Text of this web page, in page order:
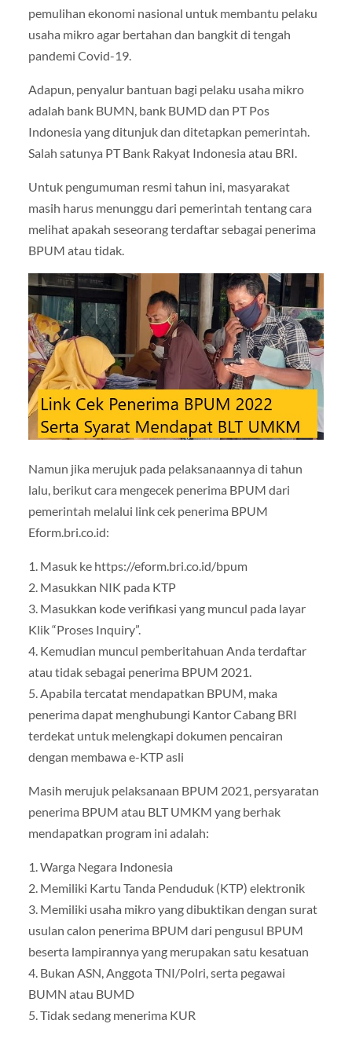
pemulihan ekonomi nasional untuk membantu pelaku
usaha mikro agar bertahan dan bangkit di tengah
pandemi Covid-19.
Adapun, penyalur bantuan bagi pelaku usaha mikro
adalah bank BUMN, bank BUMD dan PT Pos
Indonesia yang ditunjuk dan ditetapkan pemerintah.
Salah satunya PT Bank Rakyat Indonesia atau BRI.
Untuk pengumuman resmi tahun ini, masyarakat
masih harus menunggu dari pemerintah tentang cara
melihat apakah seseorang terdaftar sebagai penerima
BPUM atau tidak.
Namun jika merujuk pada pelaksanaannya di tahun
lalu, berikut cara mengecek penerima BPUM dari
pemerintah melalui link cek penerima BPUM
Eform.bri.co.id:
1. Masuk ke https://eform.bri.co.id/bpum
2. Masukkan NIK pada KTP
3. Masukkan kode verifikasi yang muncul pada layar
Klik “Proses Inquiry”.
4. Kemudian muncul pemberitahuan Anda terdaftar
atau tidak sebagai penerima BPUM 2021.
5. Apabila tercatat mendapatkan BPUM, maka
penerima dapat menghubungi Kantor Cabang BRI
terdekat untuk melengkapi dokumen pencairan
dengan membawa e-KTP asli
Masih merujuk pelaksanaan BPUM 2021, persyaratan
penerima BPUM atau BLT UMKM yang berhak
mendapatkan program ini adalah:
1. Warga Negara Indonesia
2. Memiliki Kartu Tanda Penduduk (KTP) elektronik
3. Memiliki usaha mikro yang dibuktikan dengan surat
usulan calon penerima BPUM dari pengusul BPUM
beserta lampirannya yang merupakan satu kesatuan
4. Bukan ASN, Anggota TNI/Polri, serta pegawai
BUMN atau BUMD
5. Tidak sedang menerima KUR